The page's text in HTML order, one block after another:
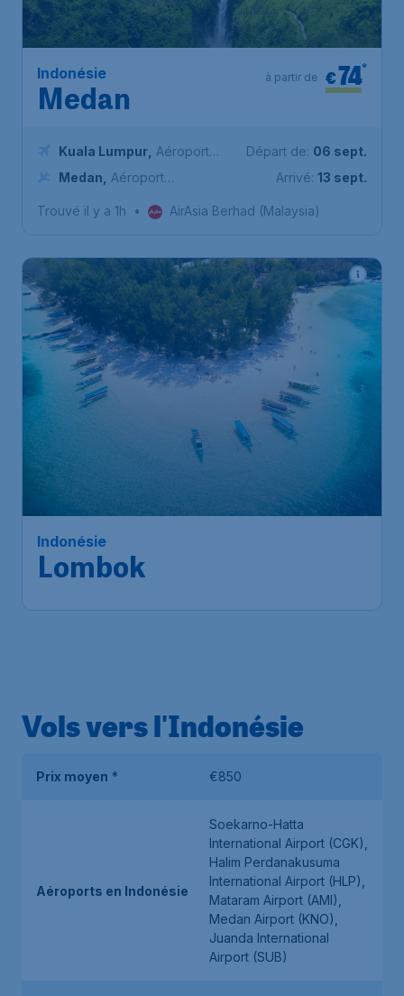
Indonésie
Medan
€74*
à partir de
Kuala Lumpur Aéroport
international de Kuala Lumpur
Medan
Aéroport
Départ de: 06 sept.
Arrivé: 13 sept.
Trouvé il y a 1h • AirAsia Berhad (Malaysia)
Indonésie
Lombok
107
à partir de
de Jakarta Soekarno-Hatta
Lombok
Aéroport international
de Lombok
Vols vers l'Indonésie
Prix moyen * €850
Aéroports en Indonésie
Soekarno-Hatta
International Airport (CGK),
Halim Perdanakusuma
International Airport (HLP),
Mataram Airport (AMI),
Medan Airport (KNO),
Juanda International
Airport (SUB)